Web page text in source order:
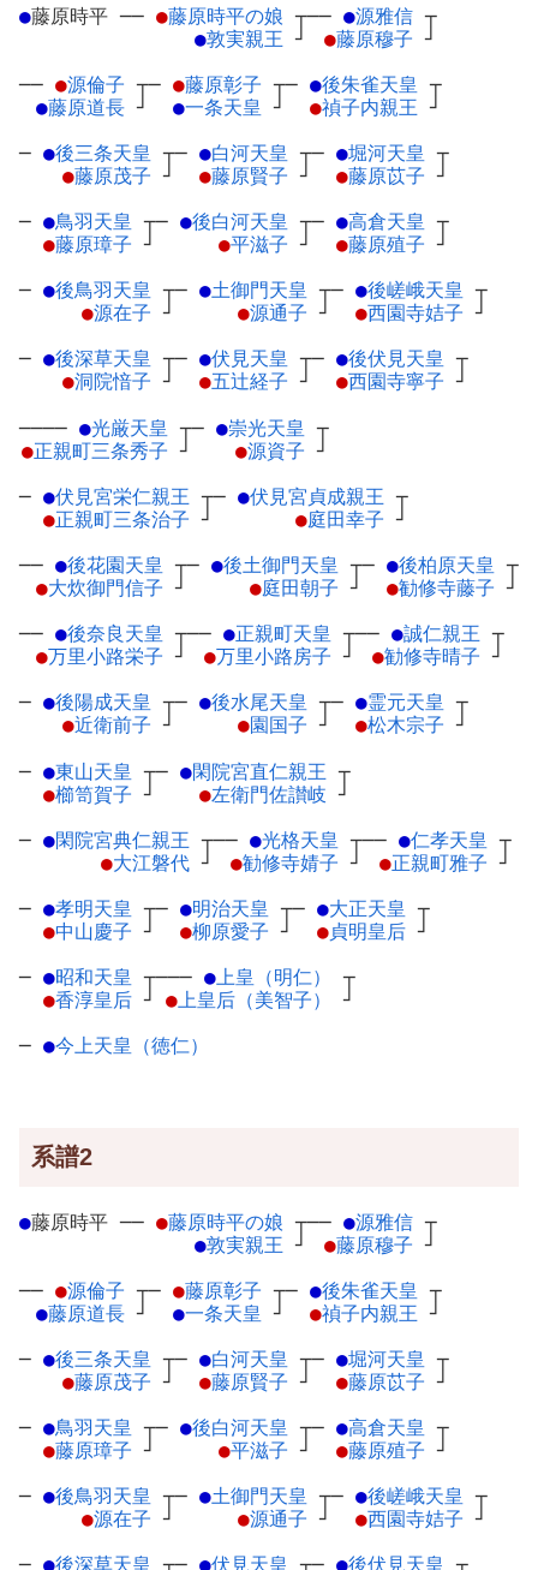
●藤原時平 ── ●藤原時平の娘 ┬
●敦実親王 ┘
── ●源雅信 ┬
●藤原穆子 ┘
── ●源倫子 ┬
●藤原道長 ┘
─ ●藤原彰子 ┬
●一条天皇 ┘
─ ●後朱雀天皇 ┬
●禎子内親王 ┘
─ ●後三条天皇 ┬
●藤原茂子 ┘
─ ●白河天皇 ┬
●藤原賢子 ┘
─ ●堀河天皇 ┬
●藤原苡子 ┘
─ ●鳥羽天皇 ┬
●藤原璋子 ┘
─ ●後白河天皇 ┬
●平滋子 ┘
─ ●高倉天皇 ┬
●藤原殖子 ┘
─ ●後鳥羽天皇 ┬
●源在子 ┘
─ ●土御門天皇 ┬
●源通子 ┘
─ ●後嵯峨天皇 ┬
●西園寺姞子 ┘
─ ●後深草天皇 ┬
●洞院愔子 ┘
─ ●伏見天皇 ┬
●五辻経子 ┘
─ ●後伏見天皇 ┬
●西園寺寧子 ┘
──── ●光厳天皇 ┬
●正親町三条秀子 ┘
─ ●崇光天皇 ┬
●源資子 ┘
─ ●伏見宮栄仁親王 ┬
●正親町三条治子 ┘
─ ●伏見宮貞成親王 ┬
●庭田幸子 ┘
── ●後花園天皇 ┬
●大炊御門信子 ┘
─ ●後土御門天皇 ┬
●庭田朝子 ┘
─ ●後柏原天皇 ┬
●勧修寺藤子 ┘
── ●後奈良天皇 ┬
●万里小路栄子 ┘
── ●正親町天皇 ┬
●万里小路房子 ┘
── ●誠仁親王 ┬
●勧修寺晴子 ┘
─ ●後陽成天皇 ┬
●近衛前子 ┘
─ ●後水尾天皇 ┬
●園国子 ┘
─ ●霊元天皇 ┬
●松木宗子 ┘
─ ●東山天皇 ┬
●櫛笥賀子 ┘
─ ●閑院宮直仁親王 ┬
●左衛門佐讃岐 ┘
─ ●閑院宮典仁親王 ┬
●大江磐代 ┘
── ●光格天皇 ┬
●勧修寺婧子 ┘
── ●仁孝天皇 ┬
●正親町雅子 ┘
─ ●孝明天皇 ┬
●中山慶子 ┘
─ ●明治天皇 ┬
●柳原愛子 ┘
─ ●大正天皇 ┬
●貞明皇后 ┘
─ ●昭和天皇 ┬
●香淳皇后 ┘
─── ●上皇（明仁）
┬
●上皇后（美智子） ┘
─ ●今上天皇（徳仁）
系譜2
●藤原時平 ── ●藤原時平の娘 ┬
●敦実親王 ┘
── ●源雅信 ┬
●藤原穆子 ┘
── ●源倫子 ┬
●藤原道長 ┘
─ ●藤原彰子 ┬
●一条天皇 ┘
─ ●後朱雀天皇 ┬
●禎子内親王 ┘
─ ●後三条天皇 ┬
●藤原茂子 ┘
─ ●白河天皇 ┬
●藤原賢子 ┘
─ ●堀河天皇 ┬
●藤原苡子 ┘
─ ●鳥羽天皇 ┬
●藤原璋子 ┘
─ ●後白河天皇 ┬
●平滋子 ┘
─ ●高倉天皇 ┬
●藤原殖子 ┘
─ ●後鳥羽天皇 ┬
●源在子 ┘
─ ●土御門天皇 ┬
●源通子 ┘
─ ●後嵯峨天皇 ┬
●西園寺姞子 ┘
─ ●後深草天皇 ┬─ ●伏見天皇 ┬─ ●後伏見天皇 ┬